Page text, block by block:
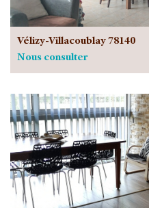
Vélizy-Villacoublay 78140
Nous consulter